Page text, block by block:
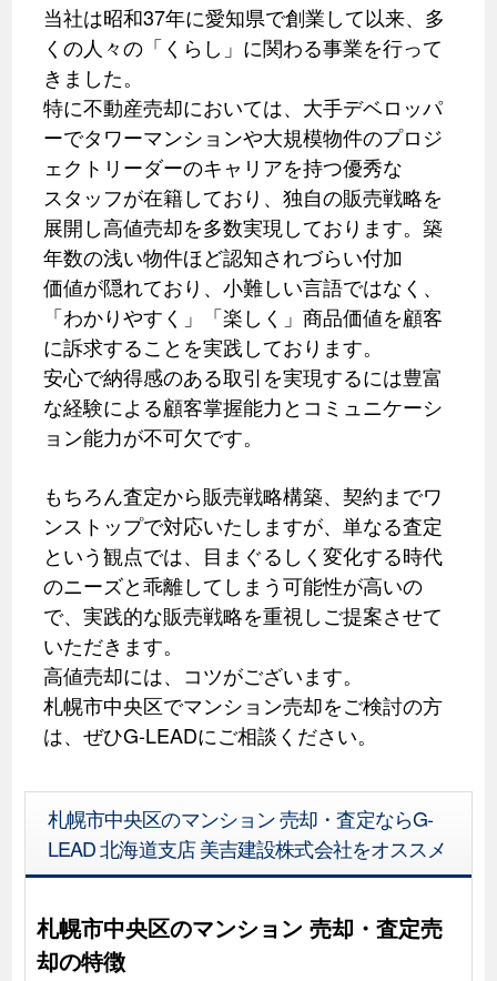
当社は昭和37年に愛知県で創業して以来、多
くの人々の「くらし」に関わる事業を行って
きました。
特に不動産売却においては、大手デベロッパ
ーでタワーマンションや大規模物件のプロジ
ェクトリーダーのキャリアを持つ優秀な
スタッフが在籍しており、独自の販売戦略を
展開し高値売却を多数実現しております。築
年数の浅い物件ほど認知されづらい付加
価値が隠れており、小難しい言語ではなく、
「わかりやすく」「楽しく」商品価値を顧客
に訴求することを実践しております。
安心で納得感のある取引を実現するには豊富
な経験による顧客掌握能力とコミュニケーシ
ョン能力が不可欠です。
もちろん査定から販売戦略構築、契約までワ
ンストップで対応いたしますが、単なる査定
という観点では、目まぐるしく変化する時代
のニーズと乖離してしまう可能性が高いの
で、実践的な販売戦略を重視しご提案させて
いただきます。
高値売却には、コツがございます。
札幌市中央区でマンション売却をご検討の方
は、ぜひG-LEADにご相談ください。
札幌市中央区のマンション 売却・査定ならG-
LEAD 北海道支店 美吉建設株式会社をオススメ
札幌市中央区のマンション 売却・査定売
却の特徴